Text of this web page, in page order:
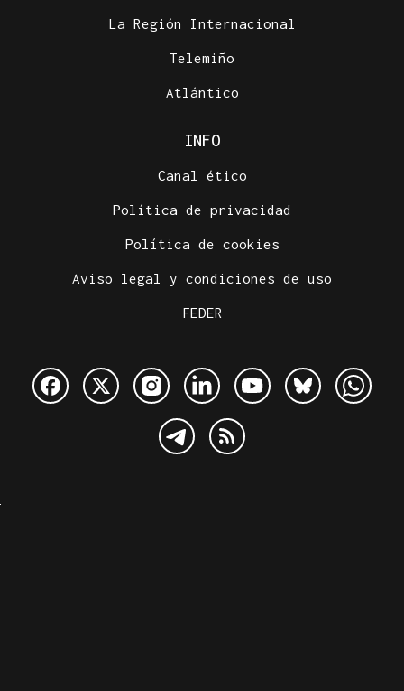
La Región Internacional
Telemiño
Atlántico
INFO
Canal ético
Política de privacidad
Política de cookies
Aviso legal y condiciones de uso
FEDER